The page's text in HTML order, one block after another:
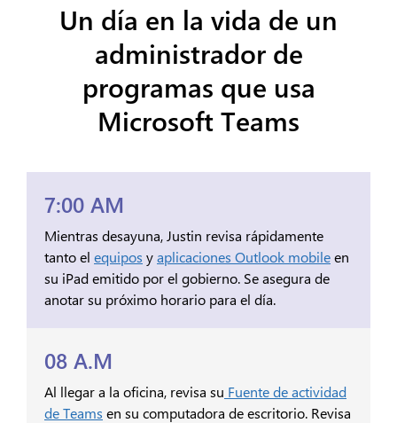
Un día en la vida de un
administrador de
programas que usa
Microsoft Teams
7:00 AM
Mientras desayuna, Justin revisa rápidamente
tanto el equipos yaplicaciones Outlook mobileen
su iPad emitido por el gobierno. Se asegura de
anotar su próximo horario para el día.
08 A.M
Al llegar a la oficina, revisa su Fuente de actividad
de Teams en su computadora de escritorio. Revisa